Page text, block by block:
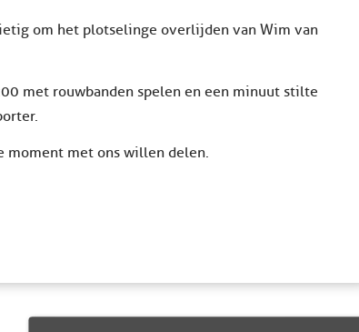
om het plotselinge overlijden van Wim van
met rouwbanden spelen en een minuut stilte
moment met ons willen delen.